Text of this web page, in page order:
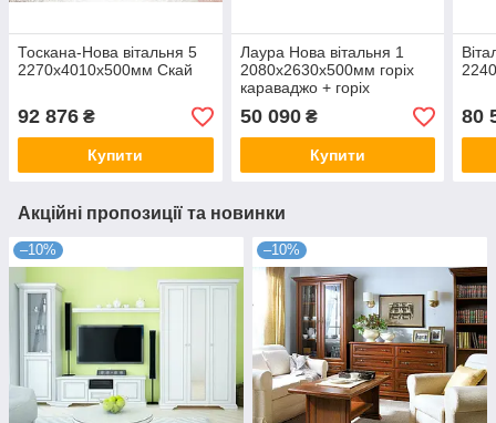
Тоскана-Нова вітальня 5
2270х4010х500мм Скай
92 876 ₴
Купити
Лаура Нова вітальня 1
2080х2630х500мм горіх
караваджо + горіх
лунгарно Скай
50 090₴
Купити
80
Акційні пропозиції та новинки
–10% –10%